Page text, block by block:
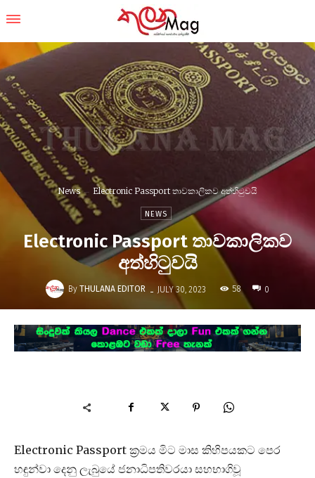
News Electronic Passport තාවකාලිකව අත්හිටුවයි
NEWS
Electronic Passport තාවකාලිකව
අත්හිටුවයි
By THULANA EDITOR - JULY 30, 2023 58 0
Electronic Passport ක්‍රමය මිට මාස කිහිපයකට පෙර
හඳුන්වා දෙනු ලැබුයේ ජනාධිපතිවරයා සහභාගිවූ